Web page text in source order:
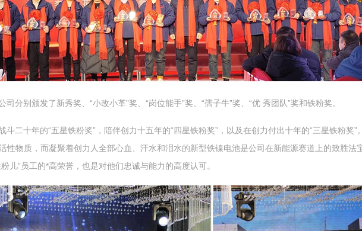
分别颁发了新秀奖、“小改小革”奖、“岗位能手”奖、“孺子牛”奖、“优 秀团队”奖和铁粉奖。
二十年的“五星铁粉奖”，陪伴创力十五年的“四星铁粉奖”，以及在创力付出十年的“三星铁粉奖”
性物质，而凝聚着创力人全部心血、汗水和泪水的新型铁镍电池是公司在新能源赛道上的致胜法
儿”员工的*高荣誉，也是对他们忠诚与能力的高度认可。